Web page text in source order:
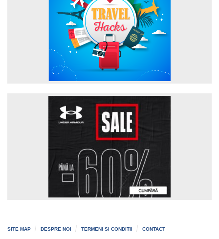
SITE MAP DESPRE NOI TERMENI SI CONDITII CONTACT